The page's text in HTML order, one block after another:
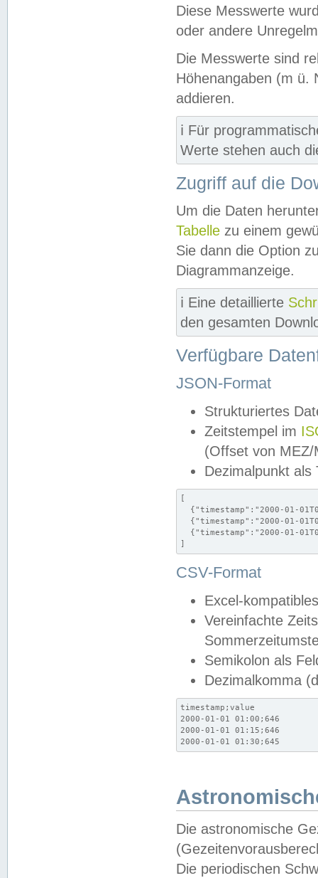
Diese Messwerte
oder andere
Die Messwerte sind
Höhenangaben (m ü.
addieren.
ℹ️ Für
Werte stehen auch
Zugriff auf die
Um die Daten
Tabelle zu einem
Sie dann die Option
Diagrammanzeige.
ℹ️ Eine detaillierte
den gesamten
Verfügbare
JSON-Format
Strukturiertes
Zeitstempel im
(Offset von MEZ/
Dezimalpunkt als
[
{"timestamp":"2000-01-
{"timestamp":"2000-01-
{"timestamp":"2000-01-
]
CSV-Format
Excel-
Vereinfachte
Semikolon als
Dezimalkomma
timestamp;value
2000-01-01 01:00;646
2000-01-01 01:15;646
2000-01-01 01:30;645
Die astronomische
Die periodischen